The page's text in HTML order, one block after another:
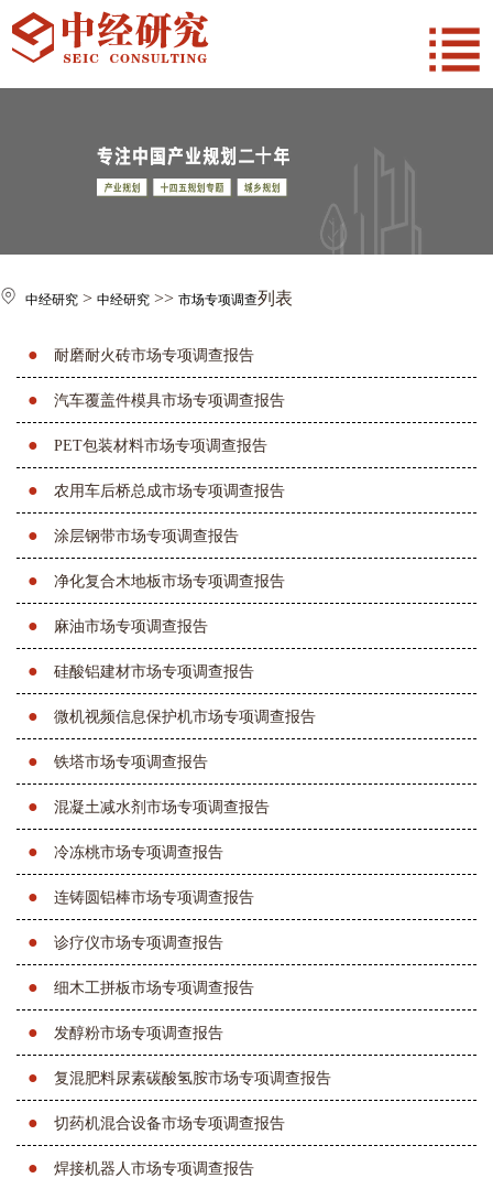
中经研究 > 中经研究 >> 市场专项调查列表
● 耐磨耐火砖市场专项调查报告
● 汽车覆盖件模具市场专项调查报告
● PET包装材料市场专项调查报告
● 农用车后桥总成市场专项调查报告
● 涂层钢带市场专项调查报告
● 净化复合木地板市场专项调查报告
● 麻油市场专项调查报告
● 硅酸铝建材市场专项调查报告
● 微机视频信息保护机市场专项调查报告
● 铁塔市场专项调查报告
● 混凝土减水剂市场专项调查报告
● 冷冻桃市场专项调查报告
● 连铸圆铝棒市场专项调查报告
● 诊疗仪市场专项调查报告
● 细木工拼板市场专项调查报告
● 发醇粉市场专项调查报告
● 复混肥料尿素碳酸氢胺市场专项调查报告
● 切药机混合设备市场专项调查报告
● 焊接机器人市场专项调查报告